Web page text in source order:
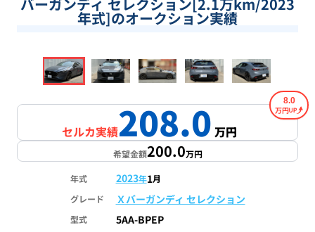
年式]のオークション実績
1/16
セルカ実績208.0万円
8.0
万円
希望金額200.0万円
年式 2023年1月
グレード
Ｘバーガンディ セレクション
型式 5AA-BPEP